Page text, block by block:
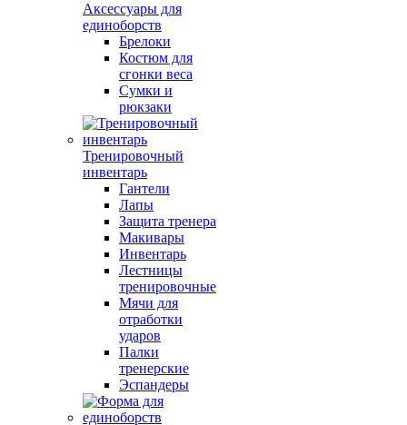
Аксессуары для
единоборств
Брелоки
Костюм для
сгонки веса
Сумки и
рюкзаки
Тренировочный
инвентарь
Гантели
Лапы
Защита тренера
Макивары
Инвентарь
Лестницы
тренировочные
Мячи для
отработки
ударов
Палки
тренерские
Эспандеры